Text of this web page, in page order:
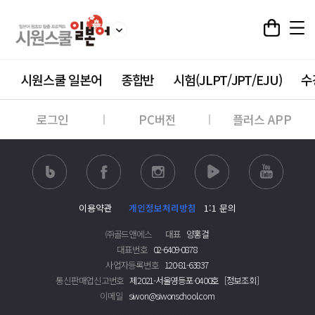
시원스쿨 일본어 종합반 시험(JLPT/JPT/EJU)
로그인 PC버전 플러스 APP
이용약관 개인정보처리방침
1:1 문의
㈜골드앤에스
대표 양홍걸
대표번호 02-6409-0878
사업자등록번호 120-81-63837
통신판매업신고번호 제2021-서울영등포-0400호 [정보조회]
이메일 siwon@siwonschool.com